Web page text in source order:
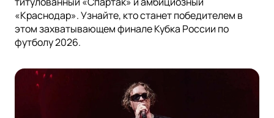
«Краснодар». Узнайте, кто станет победителем в
этом захватывающем финале Кубка России по
футболу 2026.